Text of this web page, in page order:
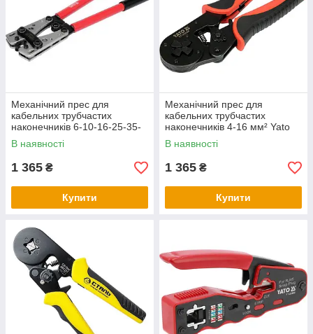
Механічний прес для
кабельних трубчастих
наконечників 6-10-16-25-35-
50 мм2 Yato Yt-82857 / Кліщі
для обтиску
В наявності
1 365 ₴
Купити
Механічний прес для
кабельних трубчастих
наконечників 4-16 мм² Yato
YT-23054 / Кліщі для
обтискання проводів
В наявності
1 365 ₴
Купити